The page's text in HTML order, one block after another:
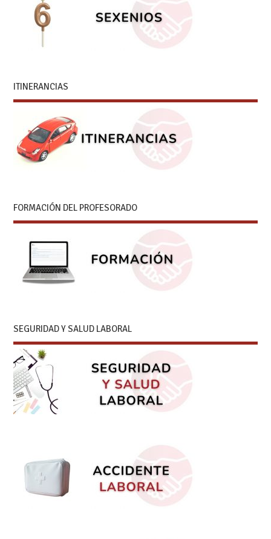
ITINERANCIAS
FORMACIÓN DEL PROFESORADO
SEGURIDAD Y SALUD LABORAL